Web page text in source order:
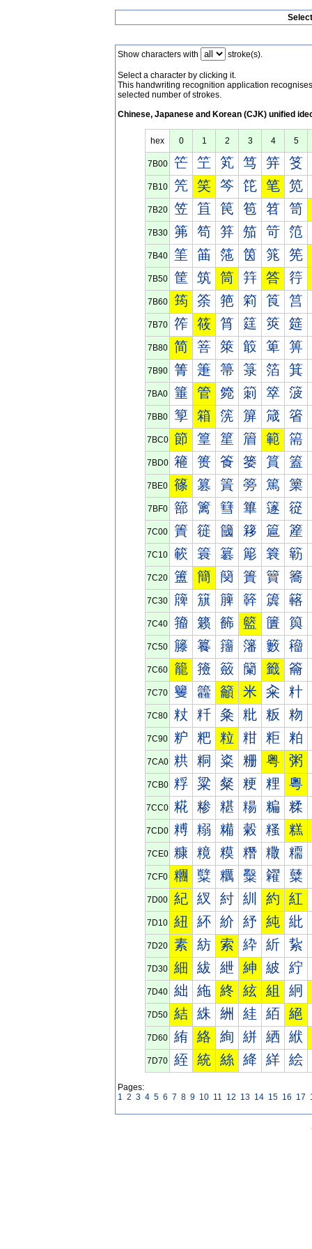
Show characters with stroke(s).
Select a character by clicking it.
This handwriting recognition application
selected number of strokes.
Chinese, Japanese and Korean (CJK) unified
hex 0 1 2 3 4 5
7B00 笀 笁 笂 笃 笄 笅
7B10 笐 笑 笒 笓 笔 笕
7B20 笠 笡 笢 笣 笤 笥
7B30 笰 笱 笲 笳 笴 笵
7B40 筀 筁 筂 筃 筄 筅
7B50 筐 筑 筒 筓 答 筕
7B60 筠 筡 筢 筣 筤 筥
7B70 筰 筱 筲 筳 筴 筵
7B80 简 箁 箂 箃 箄 箅
7B90 箐 箑 箒 箓 箔 箕
7BA0 箠 管 箢 箣 箤 箥
7BB0 箰 箱 箲 箳 箴 箵
7BC0 節 篁 篂 篃 範 篅
7BD0 篐 篑 篒 篓 篔 篕
7BE0 篠 篡 篢 篣 篤 篥
7BF0 篰 篱 篲 篳 篴 篵
7C00 簀 簁 簂 簃 簄 簅
7C10 簐 簑 簒 簓 簔 簕
7C20 簠 簡 簢 簣 簤 簥
7C30 簰 簱 簲 簳 簴 簵
7C40 籀 籁 籂 籃 籄 籅
7C50 籐 籑 籒 籓 籔 籕
7C60 籠 籡 籢 籣 籤 籥
7C70 籰 籱 籲 米 籴 籵
7C80 粀 粁 粂 粃 粄 粅
7C90 粐 粑 粒 粓 粔 粕
7CA0 粠 粡 粢 粣 粤 粥
7CB0 粰 粱 粲 粳 粴 粵
7CC0 糀 糁 糂 糃 糄 糅
7CD0 糐 糑 糒 糓 糔 糕
7CE0 糠 糡 糢 糣 糤 糥
7CF0 糰 糱 糲 糳 糴 糵
7D00 紀 紁 紂 紃 約 紅
7D10 紐 紑 紒 紓 純 紕
7D20 素 紡 索 紣 紤 紥
7D30 細 紱 紲 紳 紴 紵
7D40 絀 絁 終 絃 組 絅
7D50 結 絑 絒 絓 絔 絕
7D60 絠 絡 絢 絣 絤 絥
7D70 絰 統 絲 絳 絴 絵
Pages:
1 2 3 4 5 6 7 8 9 10 11 12 13 14 15 16 17